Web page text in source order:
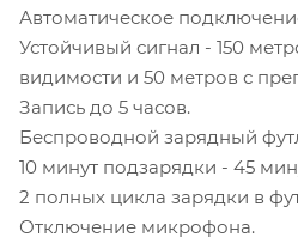
Автоматическое
Устойчивый сигнал - 150
видимости и 50 метров с
Запись до 5 часов.
Беспроводной зарядный
10 минут подзарядки - 45
2 полных цикла зарядки в
Отключение микрофона.